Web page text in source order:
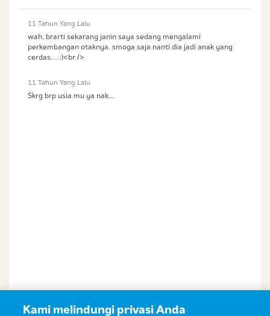
Sedang Hamil
Sedang Hamil dan Memiliki Anak
Saya setuju dengan
kebijakan privasi Ibu & Balita
11 Tahun Yang Lalu
wah, brarti sekarang janin saya sedang mengalami
perkembangan otaknya. smoga saja nanti dia jadi anak yang
cerdas.... :)<br />
11 Tahun Yang Lalu
Skrg brp usia mu ya nak...
Kami melindungi privasi Anda